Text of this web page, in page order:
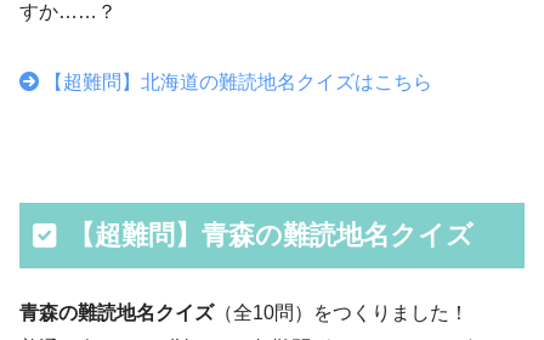
すか……？
【超難問】北海道の難読地名クイズはこちら
【超難問】青森の難読地名クイズ
青森の難読地名クイズ（全10問）をつくりました！